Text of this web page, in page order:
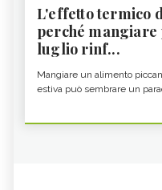
L'effetto termico
perché mangiare
luglio rinf...
Mangiare un alimento
estiva può sembrare un